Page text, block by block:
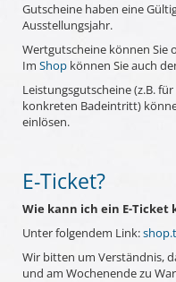
Gutscheine haben eine
Ausstellungsjahr.
Wertgutscheine können Sie
Im Shop können Sie auch
Leistungsgutscheine (z.B.
konkreten Badeintritt)
einlösen.
E-Ticket?
Wie kann ich ein E-Ticket
Unter folgendem Link:
Wir bitten um Verständnis,
und am Wochenende zu